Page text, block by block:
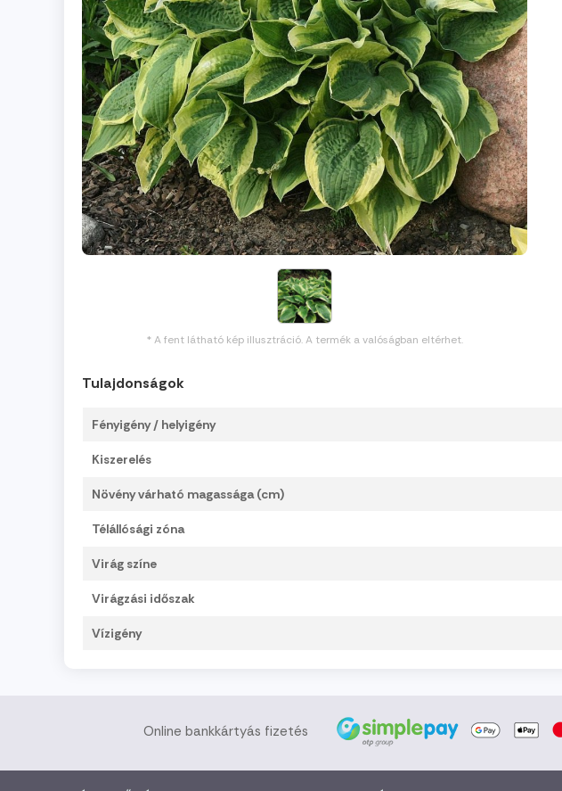
* A fent látható kép illusztráció. A termék a valóságban eltérhet.
Tulajdonságok
Fényigény / helyigény
Kiszerelés
Növény várható magassága (cm)
Télállósági zóna
Virág színe
Virágzási időszak
Vízigény
Online bankkártyás fizetés